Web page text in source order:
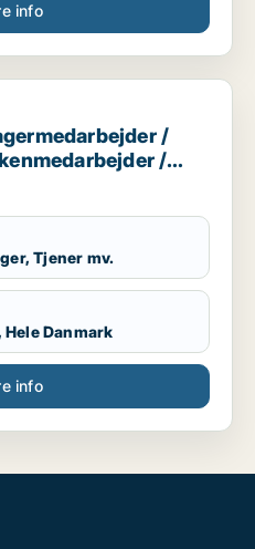
info
/ sælger / tjener /
/
/
Tjener mv.
Danmark
info